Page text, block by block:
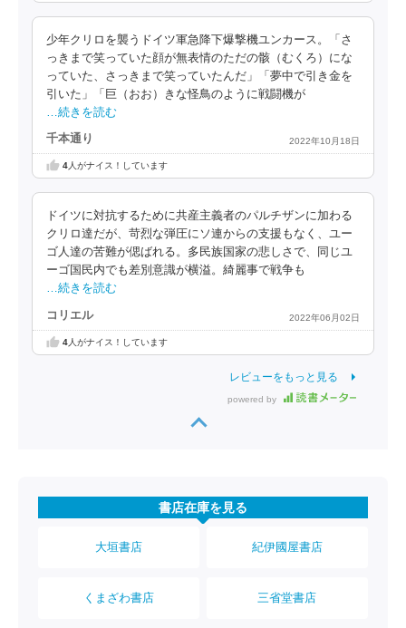
少年クリロを襲うドイツ軍急降下爆撃機ユンカース。「さ
っきまで笑っていた顔が無表情のただの骸（むくろ）にな
っていた、さっきまで笑っていたんだ」「夢中で引き金を
引いた」「巨（おお）きな怪鳥のように戦闘機が
…続きを読む
千本通り 2022年10月18日
4人がナイス！しています
ドイツに対抗するために共産主義者のパルチザンに加わる
クリロ達だが、苛烈な弾圧にソ連からの支援もなく、ユー
ゴ人達の苦難が偲ばれる。多民族国家の悲しさで、同じユ
ーゴ国民内でも差別意識が横溢。綺麗事で戦争も
…続きを読む
コリエル 2022年06月02日
4人がナイス！しています
レビューをもっと見る
powered by
書店在庫を見る
大垣書店 紀伊國屋書店
くまざわ書店 三省堂書店